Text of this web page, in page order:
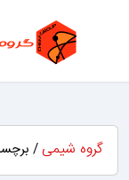
گروه شیمی /